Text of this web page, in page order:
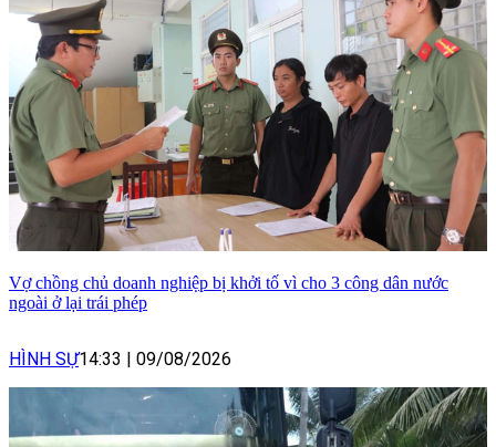
Vợ chồng chủ doanh nghiệp bị khởi tố vì cho 3 công dân nước
ngoài ở lại trái phép
HÌNH SỰ14:33 | 09/08/2026